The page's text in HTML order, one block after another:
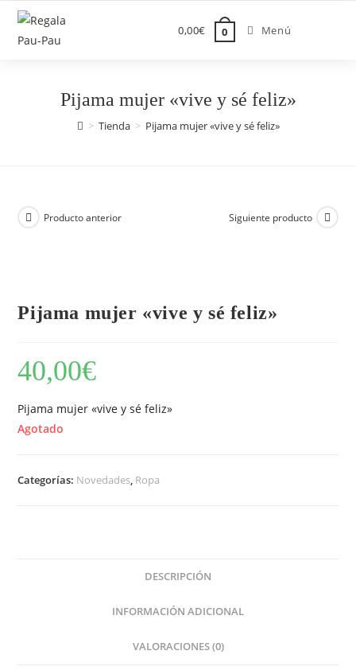
Saltar
contenido
0,00€ 0 Menú
Pijama mujer «vive y sé feliz»
> Tienda > Pijama mujer «vive y sé feliz»
Producto anterior Siguiente producto
Pijama mujer «vive y sé feliz»
40,00€
Pijama mujer «vive y sé feliz»
Agotado
Categorías: Novedades, Ropa
DESCRIPCIÓN
INFORMACIÓN ADICIONAL
VALORACIONES (0)